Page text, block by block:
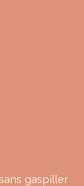
gaspiller